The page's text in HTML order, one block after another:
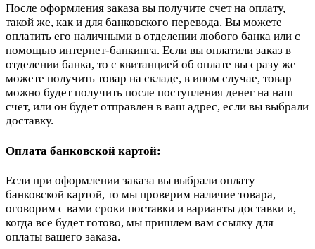
После оформления заказа вы получите счет на оплату,
такой же, как и для банковского перевода. Вы можете
оплатить его наличными в отделении любого банка или с
помощью интернет-банкинга. Если вы оплатили заказ в
отделении банка, то с квитанцией об оплате вы сразу же
можете получить товар на складе, в ином случае, товар
можно будет получить после поступления денег на наш
счет, или он будет отправлен в ваш адрес, если вы выбрали
доставку.
Оплата банковской картой:
Если при оформлении заказа вы выбрали оплату
банковской картой, то мы проверим наличие товара,
оговорим с вами сроки поставки и варианты доставки и,
когда все будет готово, мы пришлем вам ссылку для
оплаты вашего заказа.